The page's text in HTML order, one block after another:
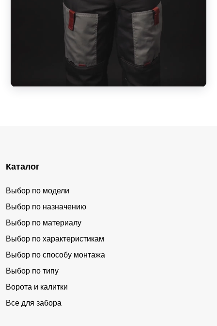
Каталог
Выбор по модели
Выбор по назначению
Выбор по материалу
Выбор по характеристикам
Выбор по способу монтажа
Выбор по типу
Ворота и калитки
Все для забора